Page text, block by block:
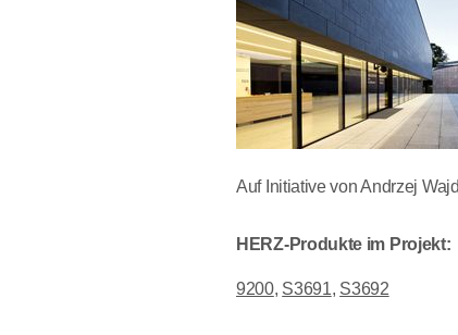
Auf Initiative von Andrzej
HERZ-Produkte im Projekt:
9200, S3691, S3692